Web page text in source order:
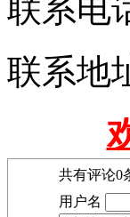
联系电
联系地
共有评论0
用户名